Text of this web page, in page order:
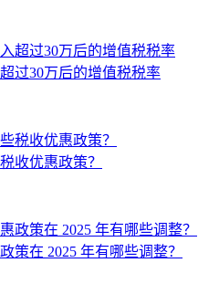
过30万后的增值税税率
收优惠政策？
策在 2025 年有哪些调整？​